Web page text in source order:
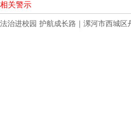
相关警示
法治进校园 护航成长路｜漯河市西城区